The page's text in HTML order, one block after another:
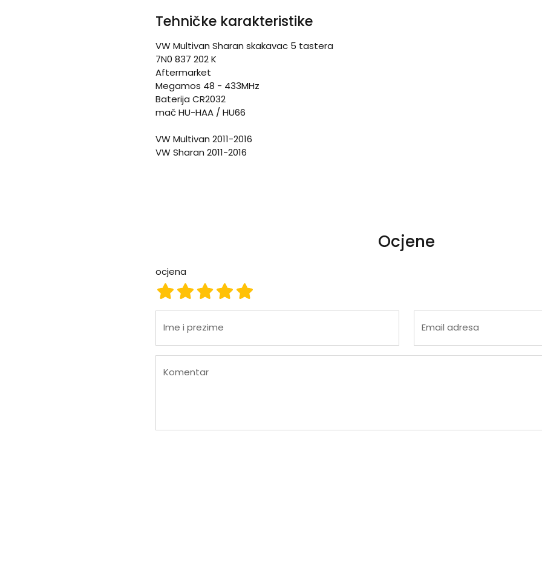
Tehničke karakteristike
VW Multivan Sharan skakavac 5 tastera
7N0 837 202 K
Aftermarket
Megamos 48 - 433MHz
Baterija CR2032
mač HU-HAA / HU66
VW Multivan 2011-2016
VW Sharan 2011-2016
Ocjene
ocjena
ocjena 5
ocjena 4
ocjena 3
ocjena 2
ocjena 1
Ime i prezime Email adresa
Komentar